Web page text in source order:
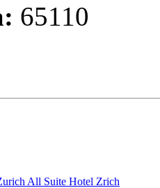
65110
All Suite Hotel Zrich